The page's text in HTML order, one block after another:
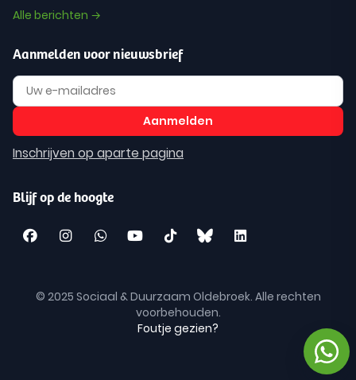
Alle berichten →
Aanmelden voor nieuwsbrief
Inschrijven op aparte pagina
Blijf op de hoogte
© 2025 Sociaal & Duurzaam Oldebroek. Alle rechten
voorbehouden.
Foutje gezien?